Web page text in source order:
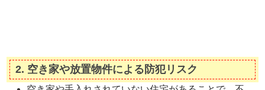
2. 空き家や放置物件による防犯リスク